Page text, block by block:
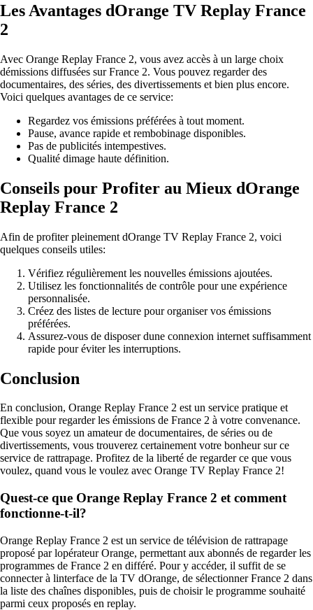
Les Avantages dOrange TV Replay France
2
Avec Orange Replay France 2, vous avez accès à un large choix
démissions diffusées sur France 2. Vous pouvez regarder des
documentaires, des séries, des divertissements et bien plus encore.
Voici quelques avantages de ce service:
Regardez vos émissions préférées à tout moment.
Pause, avance rapide et rembobinage disponibles.
Pas de publicités intempestives.
Qualité dimage haute définition.
Conseils pour Profiter au Mieux dOrange
Replay France 2
Afin de profiter pleinement dOrange TV Replay France 2, voici
quelques conseils utiles:
Vérifiez régulièrement les nouvelles émissions ajoutées.
Utilisez les fonctionnalités de contrôle pour une expérience
personnalisée.
Créez des listes de lecture pour organiser vos émissions
préférées.
Assurez-vous de disposer dune connexion internet suffisamment
rapide pour éviter les interruptions.
Conclusion
En conclusion, Orange Replay France 2 est un service pratique et
flexible pour regarder les émissions de France 2 à votre convenance.
Que vous soyez un amateur de documentaires, de séries ou de
divertissements, vous trouverez certainement votre bonheur sur ce
service de rattrapage. Profitez de la liberté de regarder ce que vous
voulez, quand vous le voulez avec Orange TV Replay France 2!
Quest-ce que Orange Replay France 2 et comment
fonctionne-t-il?
Orange Replay France 2 est un service de télévision de rattrapage
proposé par lopérateur Orange, permettant aux abonnés de regarder les
programmes de France 2 en différé. Pour y accéder, il suffit de se
connecter à linterface de la TV dOrange, de sélectionner France 2 dans
la liste des chaînes disponibles, puis de choisir le programme souhaité
parmi ceux proposés en replay.